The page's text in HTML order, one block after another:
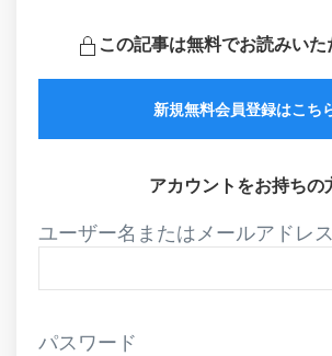
この記事は無料でお読みいた
新規無料会員登録はこち
アカウントをお持ちの
ユーザー名またはメールアドレス
パスワード